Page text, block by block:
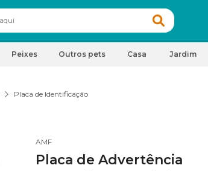
Peixes Outros pets Casa Jardim
Placa de Identificação
AMF
Placa de Advertência